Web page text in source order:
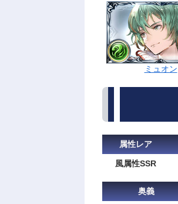
ミュオン
属性レア
風属性SSR
奥義